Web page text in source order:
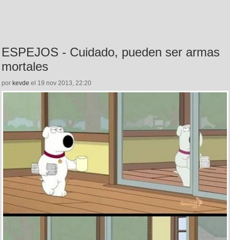
ESPEJOS - Cuidado, pueden ser armas
mortales
por kevde el 19 nov 2013, 22:20